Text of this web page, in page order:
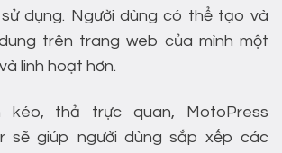
dụng. Người dùng có thể tạo và
trên trang web của mình một
linh hoạt hơn.
kéo, thả trực quan, MotoPress
sẽ giúp người dùng sắp xếp các